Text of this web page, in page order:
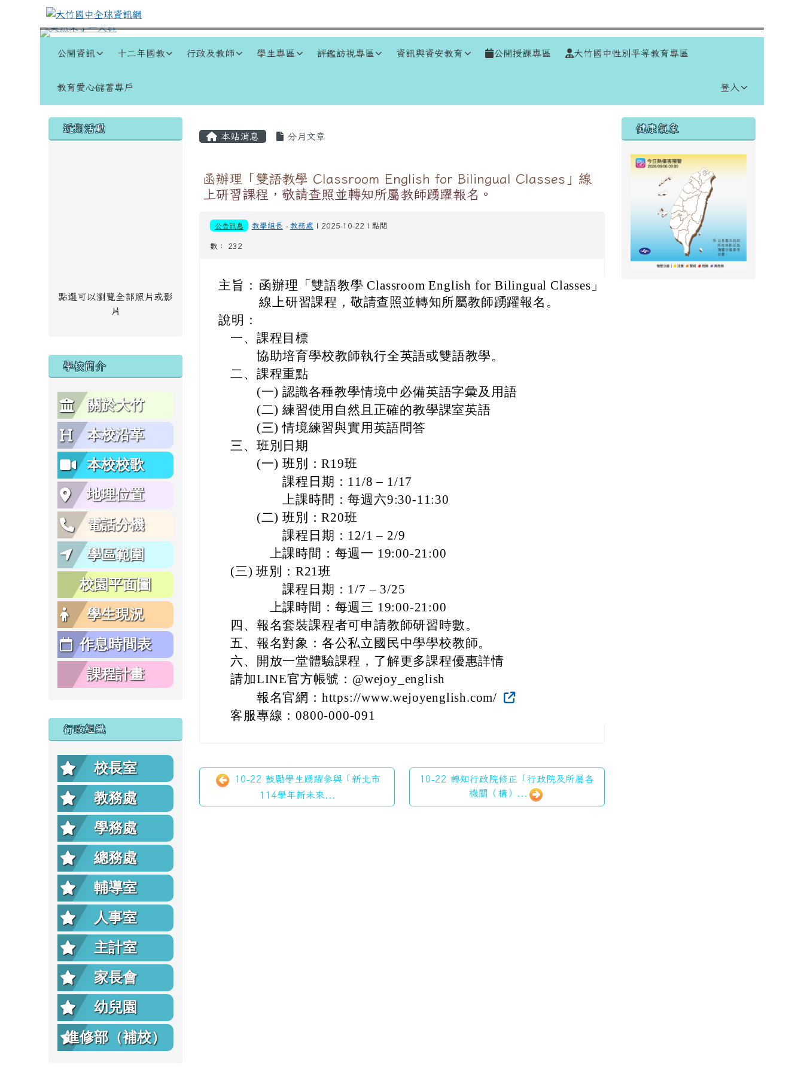
跳至主內容區
大竹國中全球資訊網
公開資訊 十二年國教 行政及教師 學生專區 評鑑訪視專區 資訊與資安教育 公開授課專區 大竹國中性別平等教育專區
教育愛心儲蓄專戶 登入
左邊區域內容
近期活動
點選可以瀏覽全部照片或影
片
學校簡介
關於大竹
本校沿革
本校校歌
地理位置
電話分機
學區範圍
校園平面圖
學生現況
作息時間表
課程計畫
行政組織
校長室
教務處
學務處
總務處
輔導室
人事室
主計室
家長會
幼兒園
進修部（補校）
主內容區域
本站消息 分月文章
函辦理「雙語教學 Classroom English for Bilingual Classes」線
上研習課程，敬請查照並轉知所屬教師踴躍報名。
公告訊息 教學組長 - 教務處 | 2025-10-22 | 點閱
數： 232
主旨： 函辦理「雙語教學 Classroom English for Bilingual Classes」
線上研習課程，敬請查照並轉知所屬教師踴躍報名。
說明：
一、課程目標
協助培育學校教師執行全英語或雙語教學。
二、課程重點
(一) 認識各種教學情境中必備英語字彙及用語
(二) 練習使用自然且正確的教學課室英語
(三) 情境練習與實用英語問答
三、班別日期
(一) 班別：R19班
課程日期：11/8 – 1/17
上課時間：每週六9:30-11:30
(二) 班別：R20班
課程日期：12/1 – 2/9
上課時間：每週一 19:00-21:00
(三) 班別：R21班
課程日期：1/7 – 3/25
上課時間：每週三 19:00-21:00
四、報名套裝課程者可申請教師研習時數。
五、報名對象：各公私立國民中學學校教師。
六、開放一堂體驗課程，了解更多課程優惠詳情
請加LINE官方帳號：@wejoy_english
報名官網：https://www.wejoyenglish.com/
客服專線：0800-000-091
10-22 鼓勵學生踴躍參與「新北市
114學年新未來...
10-22 轉知行政院修正「行政院及所屬各
機關（構）...
右邊區域內容
健康氣象
頁尾區域